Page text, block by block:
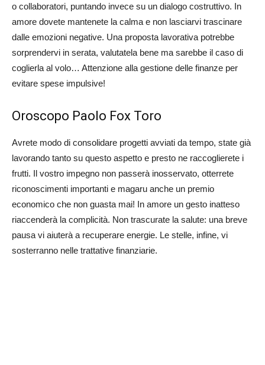
o collaboratori, puntando invece su un dialogo costruttivo. In
amore dovete mantenete la calma e non lasciarvi trascinare
dalle emozioni negative. Una proposta lavorativa potrebbe
sorprendervi in serata, valutatela bene ma sarebbe il caso di
coglierla al volo… Attenzione alla gestione delle finanze per
evitare spese impulsive!
Oroscopo Paolo Fox Toro
Avrete modo di consolidare progetti avviati da tempo, state già
lavorando tanto su questo aspetto e presto ne raccoglierete i
frutti. Il vostro impegno non passerà inosservato, otterrete
riconoscimenti importanti e magaru anche un premio
economico che non guasta mai! In amore un gesto inatteso
riaccenderà la complicità. Non trascurate la salute: una breve
pausa vi aiuterà a recuperare energie. Le stelle, infine, vi
sosterranno nelle trattative finanziarie.